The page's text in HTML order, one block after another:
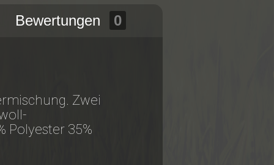
Bewertungen 0
Zwei
Polyester 35%